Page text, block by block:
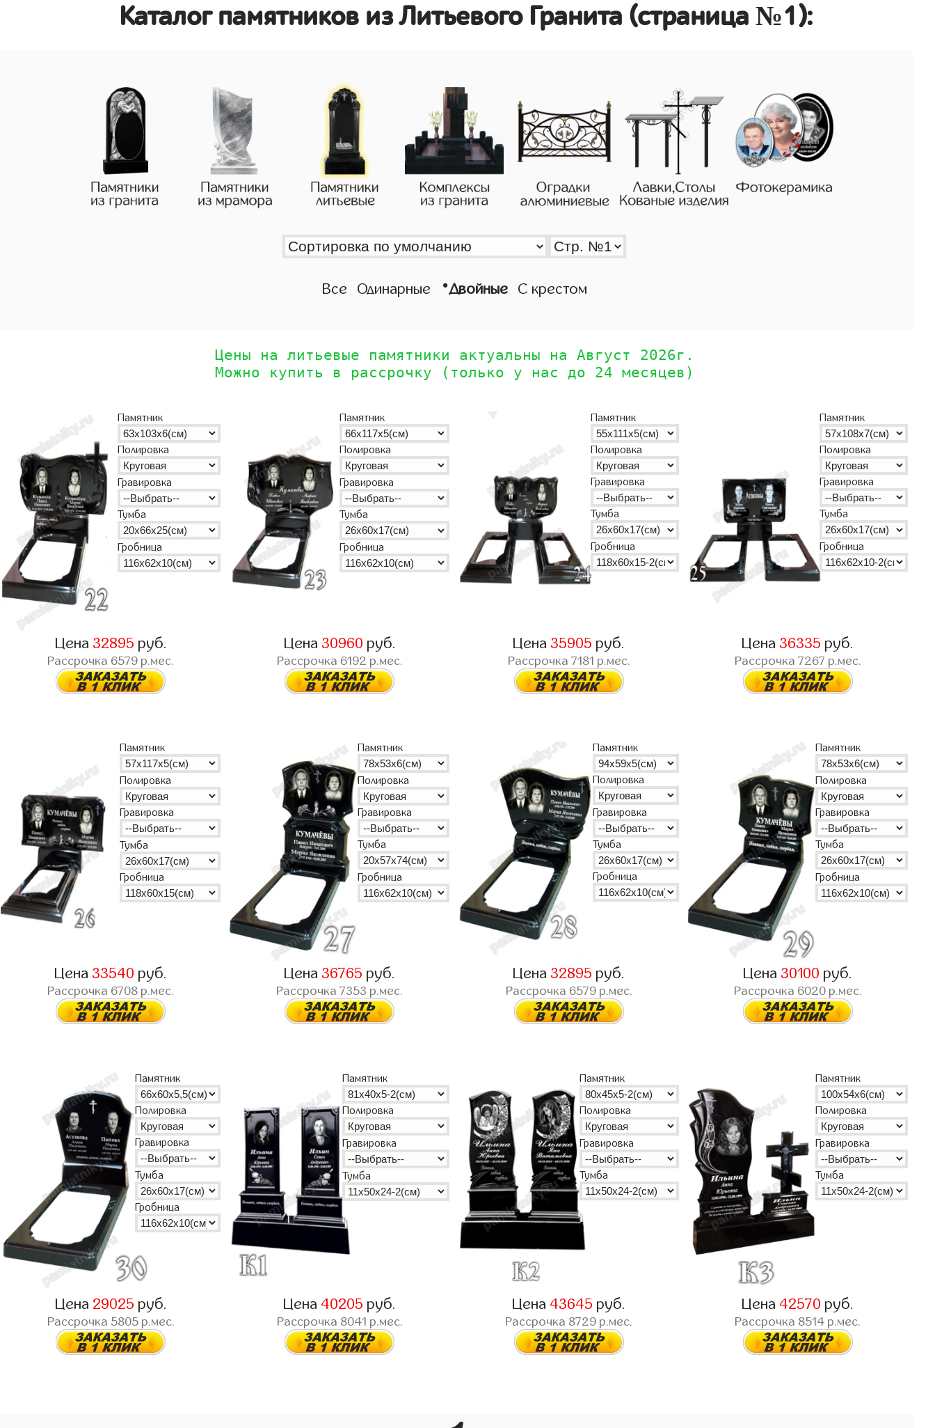
Каталог памятников из Литьевого Гранита (страница №1):
Все Одинарные •Двойные С крестом
Цены на литьевые памятники актуальны на Август 2026г.
Можно купить в рассрочку (только у нас до 24 месяцев)
Памятник
Полировка
Гравировка
Тумба
Гробница
Цена 32895 руб.
Рассрочка 6579 р.мес.
Памятник
Полировка
Гравировка
Тумба
Гробница
Цена 30960 руб.
Рассрочка 6192 р.мес.
Памятник
Полировка
Гравировка
Тумба
Гробница
Цена 35905 руб.
Рассрочка 7181 р.мес.
Памятник
Полировка
Гравировка
Тумба
Гробница
Цена 36335 руб.
Рассрочка 7267 р.мес.
Памятник
Полировка
Гравировка
Тумба
Гробница
Цена 33540 руб.
Рассрочка 6708 р.мес.
Памятник
Полировка
Гравировка
Тумба
Гробница
Цена 36765 руб.
Рассрочка7353 р.мес.
Памятник
Полировка
Гравировка
Тумба
Гробница
Цена 32895 руб.
Рассрочка 6579р.мес.
Памятник
Полировка
Гравировка
Тумба
Гробница
Цена 30100 руб.
Рассрочка 6020р.мес.
Памятник
Полировка
Гравировка
Тумба
Гробница
Цена 29025 руб.
Рассрочка 5805р.мес.
Памятник
Полировка
Гравировка
Тумба
Цена 40205 руб.
Рассрочка 8041 р.мес.
Памятник
Полировка
Гравировка
Тумба
Цена 43645 руб.
Рассрочка 8729 р.мес.
Памятник
Полировка
Гравировка
Тумба
Цена 42570 руб.
Рассрочка 8514 р.мес.